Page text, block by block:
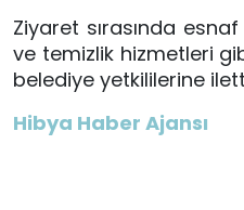
Ziyaret sırasında
ve temizlik hizmetleri
belediye yetkililerine
Hibya Haber Ajansı